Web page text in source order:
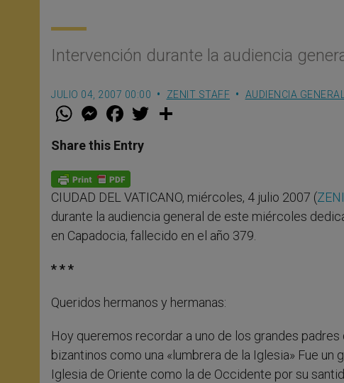
Intervención durante la audiencia
JULIO 04, 2007 00:00 ZENIT STAFF AUDIENCIA GENERAL
W
t
s
p
p
M
e
s
e
g
e
r
F
a
e
b
o
k
w
Share this Entry
CIUDAD DEL VATICANO, miércoles, 4 julio 2007 (
durante la audiencia general de este miércoles
en Capadocia, fallecido en el año 379.
* * *
Queridos hermanos y hermanas:
Hoy queremos recordar a uno de los grandes
bizantinos como una «lumbrera de la Iglesia» Fue
Iglesia de Oriente como la de Occidente por su